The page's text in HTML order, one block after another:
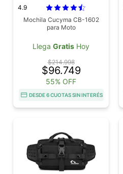
4.9
Mochila Cucyma CB-1602
para Moto
Llega Gratis Hoy
$214.998
$96.749
55% OFF
DESDE 6 CUOTAS SIN INTERÉS